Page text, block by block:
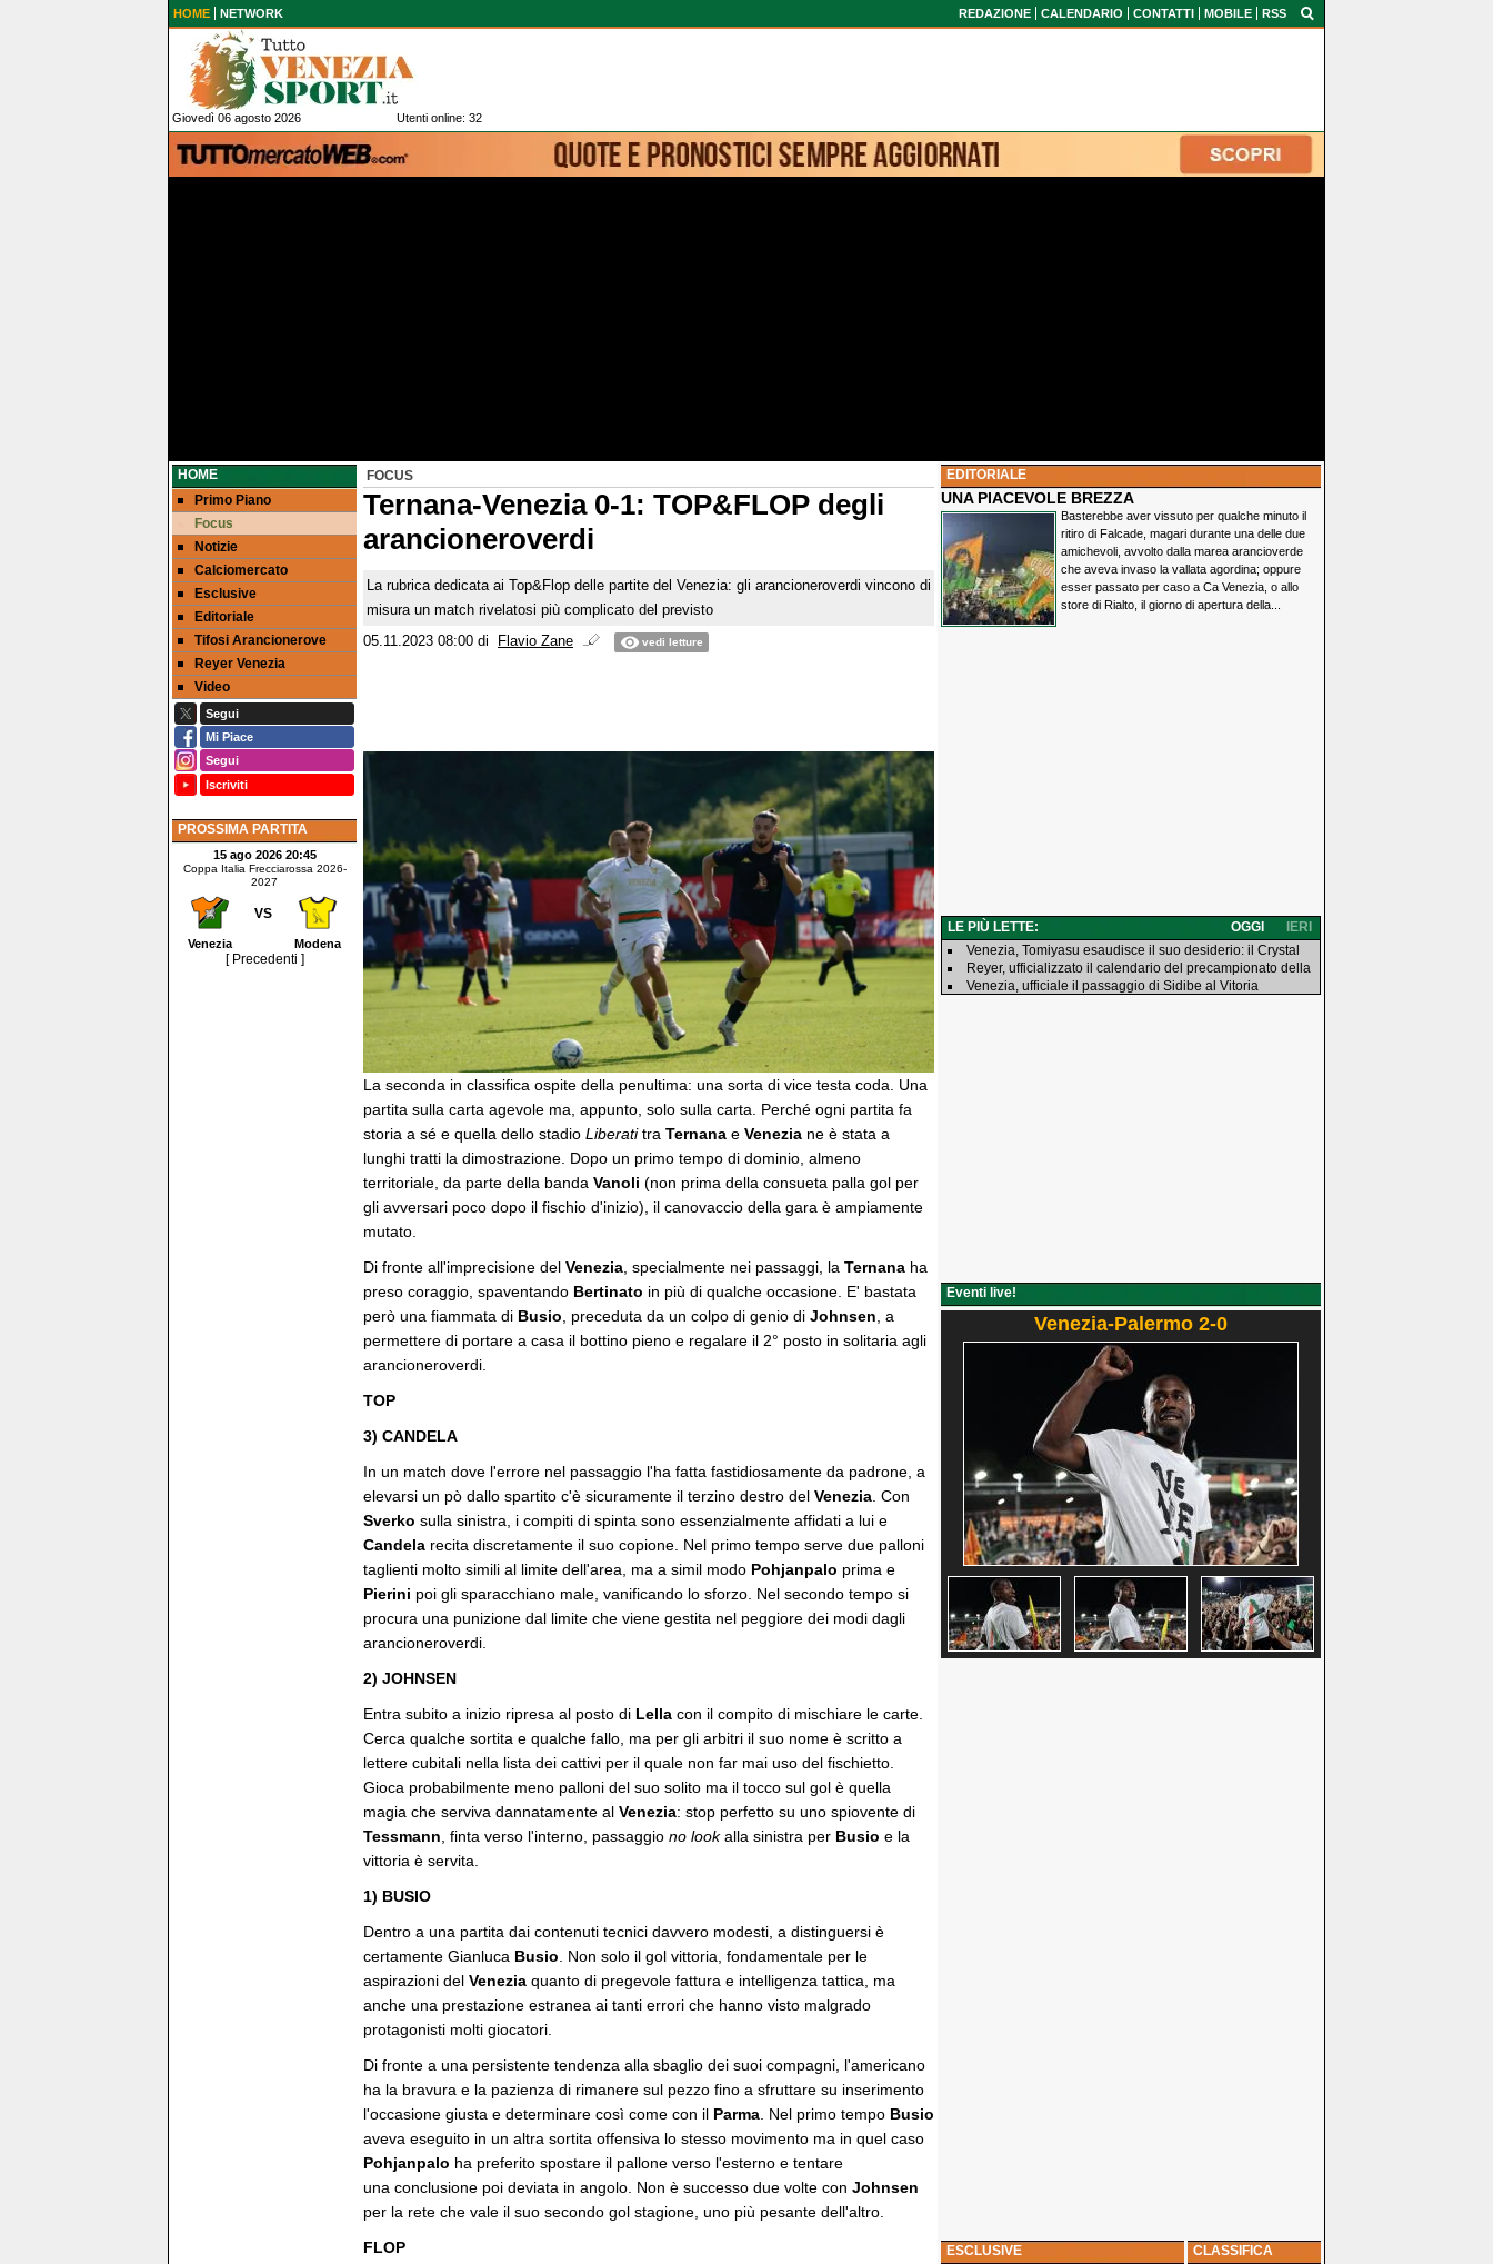
HOME NETWORK REDAZIONE CALENDARIO CONTATTI MOBILE RSS
Giovedì 06 agosto 2026 Utenti online: 32
HOME
Primo Piano
Focus
Notizie
Calciomercato
Esclusive
Editoriale
Tifosi Arancionerove
Reyer Venezia
Video
Segui
Mi Piace
Segui
Iscriviti
PROSSIMA PARTITA
15 ago 2026 20:45
Coppa Italia Frecciarossa 2026-
2027
VS
Venezia Modena
[ Precedenti ]
FOCUS
Ternana-Venezia 0-1: TOP&FLOP degli
arancioneroverdi
La rubrica dedicata ai Top&Flop delle partite del Venezia: gli arancioneroverdi vincono di
misura un match rivelatosi più complicato del previsto
05.11.2023 08:00 di Flavio Zane vedi letture
La seconda in classifica ospite della penultima: una sorta di vice testa coda. Una
partita sulla carta agevole ma, appunto, solo sulla carta. Perché ogni partita fa
storia a sé e quella dello stadio Liberatitra Ternana e Venezia ne è stata a
lunghi tratti la dimostrazione. Dopo un primo tempo di dominio, almeno
territoriale, da parte della banda Vanoli (non prima della consueta palla gol per
gli avversari poco dopo il fischio d'inizio), il canovaccio della gara è ampiamente
mutato.
Di fronte all'imprecisione del Venezia , specialmente nei passaggi, la Ternana ha
preso coraggio, spaventando Bertinato in più di qualche occasione. E' bastata
però una fiammata di Busio , preceduta da un colpo di genio di Johnsen , a
permettere di portare a casa il bottino pieno e regalare il 2° posto in solitaria agli
arancioneroverdi.
TOP
3) CANDELA
In un match dove l'errore nel passaggio l'ha fatta fastidiosamente da padrone, a
elevarsi un pò dallo spartito c'è sicuramente il terzino destro del Venezia . Con
Sverko sulla sinistra, i compiti di spinta sono essenzialmente affidati a lui e
Candela recita discretamente il suo copione. Nel primo tempo serve due palloni
taglienti molto simili al limite dell'area, ma a simil modo Pohjanpalo prima e
Pierini poi gli sparacchiano male, vanificando lo sforzo. Nel secondo tempo si
procura una punizione dal limite che viene gestita nel peggiore dei modi dagli
arancioneroverdi.
2) JOHNSEN
Entra subito a inizio ripresa al posto di Lella con il compito di mischiare le carte.
Cerca qualche sortita e qualche fallo, ma per gli arbitri il suo nome è scritto a
lettere cubitali nella lista dei cattivi per il quale non far mai uso del fischietto.
Gioca probabilmente meno palloni del suo solito ma il tocco sul gol è quella
magia che serviva dannatamente al Venezia: stop perfetto su uno spiovente di
Tessmann , finta verso l'interno, passaggio no lookalla sinistra per Busio e la
vittoria è servita.
1) BUSIO
Dentro a una partita dai contenuti tecnici davvero modesti, a distinguersi è
certamente Gianluca Busio . Non solo il gol vittoria, fondamentale per le
aspirazioni del Venezia quanto di pregevole fattura e intelligenza tattica, ma
anche una prestazione estranea ai tanti errori che hanno visto malgrado
protagonisti molti giocatori.
Di fronte a una persistente tendenza alla sbaglio dei suoi compagni, l'americano
ha la bravura e la pazienza di rimanere sul pezzo fino a sfruttare su inserimento
l'occasione giusta e determinare così come con il Parma . Nel primo tempo Busio
aveva eseguito in un altra sortita offensiva lo stesso movimento ma in quel caso
Pohjanpalo ha preferito spostare il pallone verso l'esterno e tentare
una conclusione poi deviata in angolo. Non è successo due volte con Johnsen
per la rete che vale il suo secondo gol stagione, uno più pesante dell'altro.
FLOP
EDITORIALE
UNA PIACEVOLE BREZZA
Basterebbe aver vissuto per qualche minuto il
ritiro di Falcade, magari durante una delle due
amichevoli, avvolto dalla marea arancioverde
che aveva invaso la vallata agordina; oppure
esser passato per caso a Ca Venezia, o allo
store di Rialto, il giorno di apertura della...
LE PIÙ LETTE: IERI
OGGI
Venezia, Tomiyasu esaudisce il suo desiderio: il Crystal
Reyer, ufficializzato il calendario del precampionato della
Venezia, ufficiale il passaggio di Sidibe al Vitoria
Eventi live!
Venezia-Palermo 2-0
ESCLUSIVE CLASSIFICA